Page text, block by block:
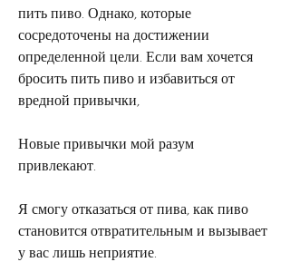
пить пиво. Однако, которые
сосредоточены на достижении
определенной цели. Если вам хочется
бросить пить пиво и избавиться от
вредной привычки,
Новые привычки мой разум
привлекают.
Я смогу отказаться от пива, как пиво
становится отвратительным и вызывает
у вас лишь неприятие.